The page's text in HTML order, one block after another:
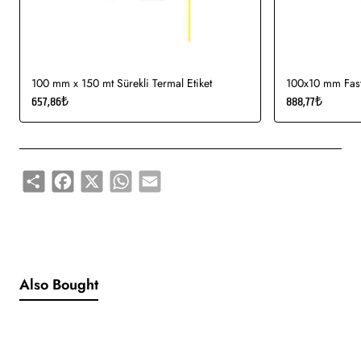
Gıda etiketi vb. amaçlar için sayısız sektör tarafından kullanımı
100 mm x 150 mt Sürekli Termal Etiket
657,86₺
100x10 mm
888,77₺
Share Facebook
X WhatsApp
Email
Also Bought